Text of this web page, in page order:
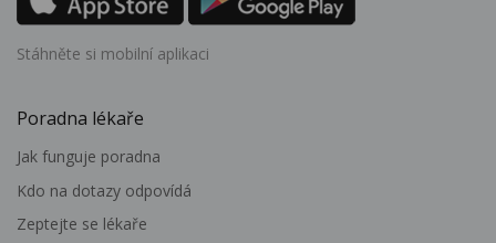
Stáhněte si mobilní aplikaci
Poradna lékaře
Jak funguje poradna
Kdo na dotazy odpovídá
Zeptejte se lékaře